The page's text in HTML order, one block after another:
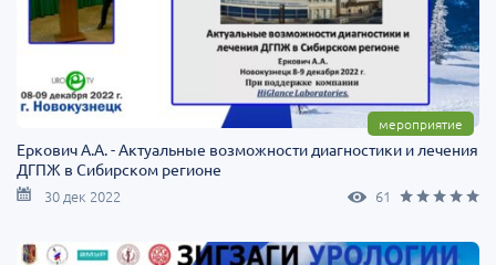
мероприятие
Еркович А.А. - Актуальные возможности диагностики и лечения
ДГПЖ в Сибирском регионе
30 дек 2022 61